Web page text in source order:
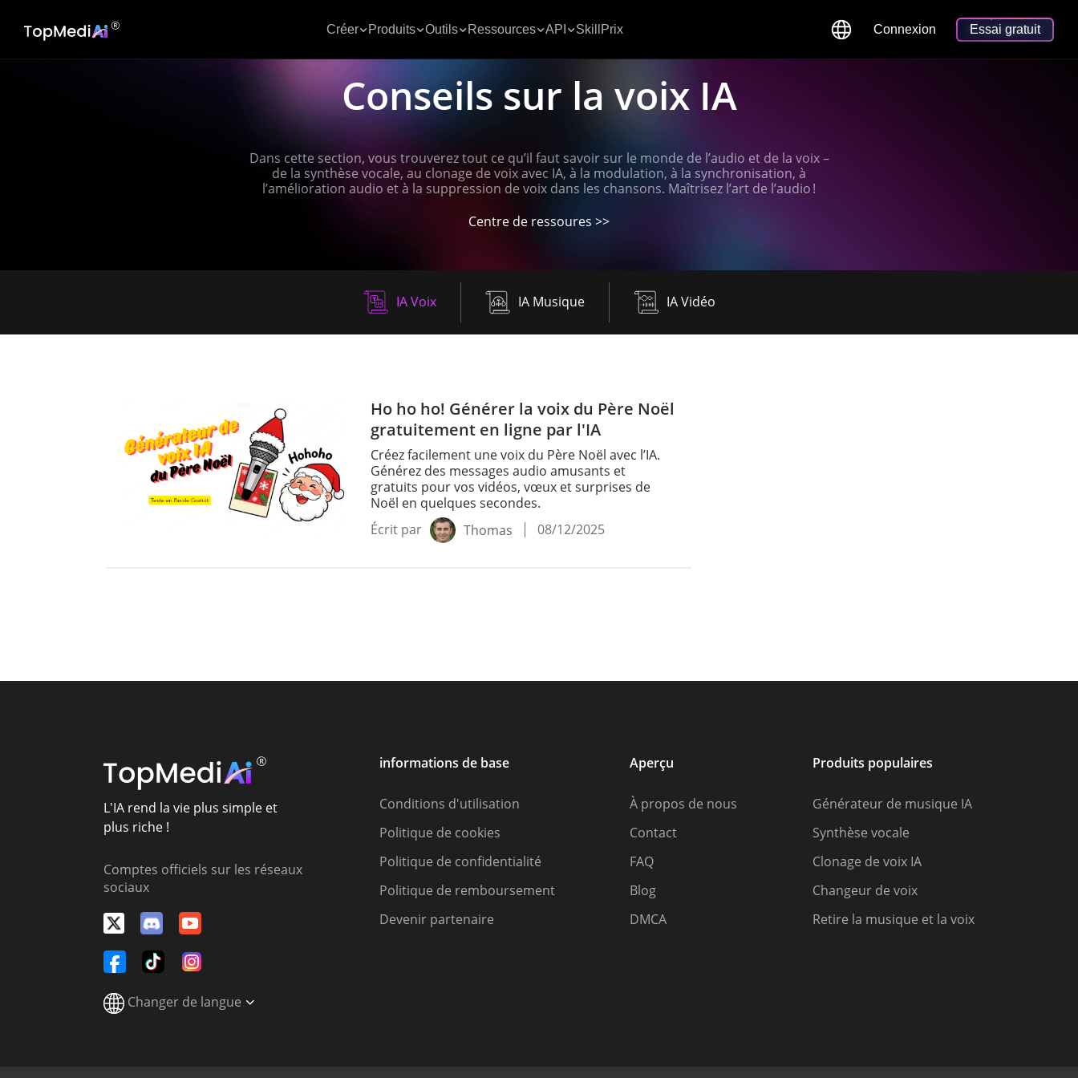
Créer Produits Outils Ressources API Skill Prix Connexion Essai gratuit
Conseils sur la voix IA
Dans cette section, vous trouverez tout ce qu’il faut savoir sur le monde de l’audio et de la voix –
de la synthèse vocale, au clonage de voix avec IA, à la modulation, à la synchronisation, à
l’amélioration audio et à la suppression de voix dans les chansons. Maîtrisez l’art de l’audio !
Centre de ressoures >>
IA Voix IA Musique IA Vidéo
Ho ho ho! Générer la voix du Père Noël
gratuitement en ligne par l'IA
Créez facilement une voix du Père Noël avec l’IA.
Générez des messages audio amusants et
gratuits pour vos vidéos, vœux et surprises de
Noël en quelques secondes.
Écrit par
Thomas 08/12/2025
L'IA rend la vie plus simple et
plus riche !
Comptes officiels sur les réseaux
sociaux
Changer de langue
informations de base
Conditions d'utilisation
Politique de cookies
Politique de confidentialité
Politique de remboursement
Devenir partenaire
Aperçu
À propos de nous
Contact
FAQ
Blog
DMCA
Produits populaires
Générateur de musique IA
Synthèse vocale
Clonage de voix IA
Changeur de voix
Retire la musique et la voix